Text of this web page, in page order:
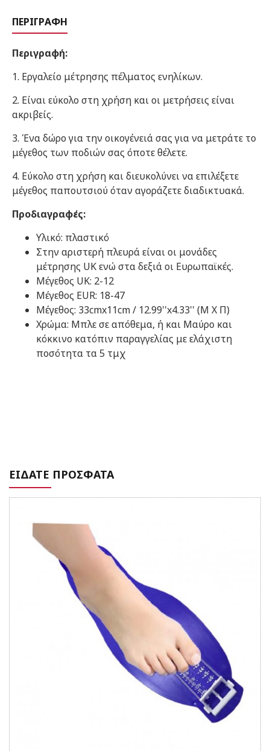
ΠΕΡΙΓΡΑΦΉ
Περιγραφή:
1. Εργαλείο μέτρησης πέλματος ενηλίκων.
2. Είναι εύκολο στη χρήση και οι μετρήσεις είναι
ακριβείς.
3. Ένα δώρο για την οικογένειά σας για να μετράτε το
μέγεθος των ποδιών σας όποτε θέλετε.
4. Εύκολο στη χρήση και διευκολύνει να επιλέξετε
μέγεθος παπουτσιού όταν αγοράζετε διαδικτυακά.
Προδιαγραφές:
Υλικό: πλαστικό
Στην αριστερή πλευρά είναι οι μονάδες
μέτρησης UK ενώ στα δεξιά οι Ευρωπαϊκές.
Μέγεθος UK: 2-12
Μέγεθος EUR: 18-47
Μέγεθος: 33cmx11cm / 12.99''x4.33'' (Μ X Π)
Χρώμα: Μπλε σε απόθεμα, ή και Μαύρο και
κόκκινο κατόπιν παραγγελίας με ελάχιστη
ποσότητα τα 5 τμχ
ΕΙΔΑΤΕ ΠΡΟΣΦΑΤΑ